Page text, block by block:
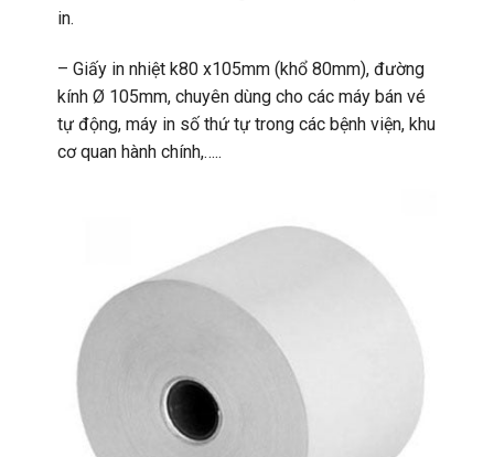
in.
– Giấy in nhiệt k80 x105mm (khổ 80mm), đường
kính Ø 105mm, chuyên dùng cho các máy bán vé
tự động, máy in số thứ tự trong các bệnh viện, khu
cơ quan hành chính,…..